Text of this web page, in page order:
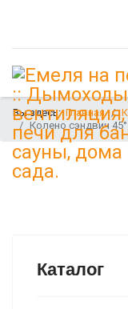
Вы здесь:Главная
Колено сэндвич
Каталог